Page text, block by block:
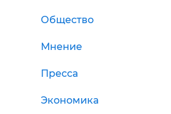
Общество
Мнение
Пресса
Экономика